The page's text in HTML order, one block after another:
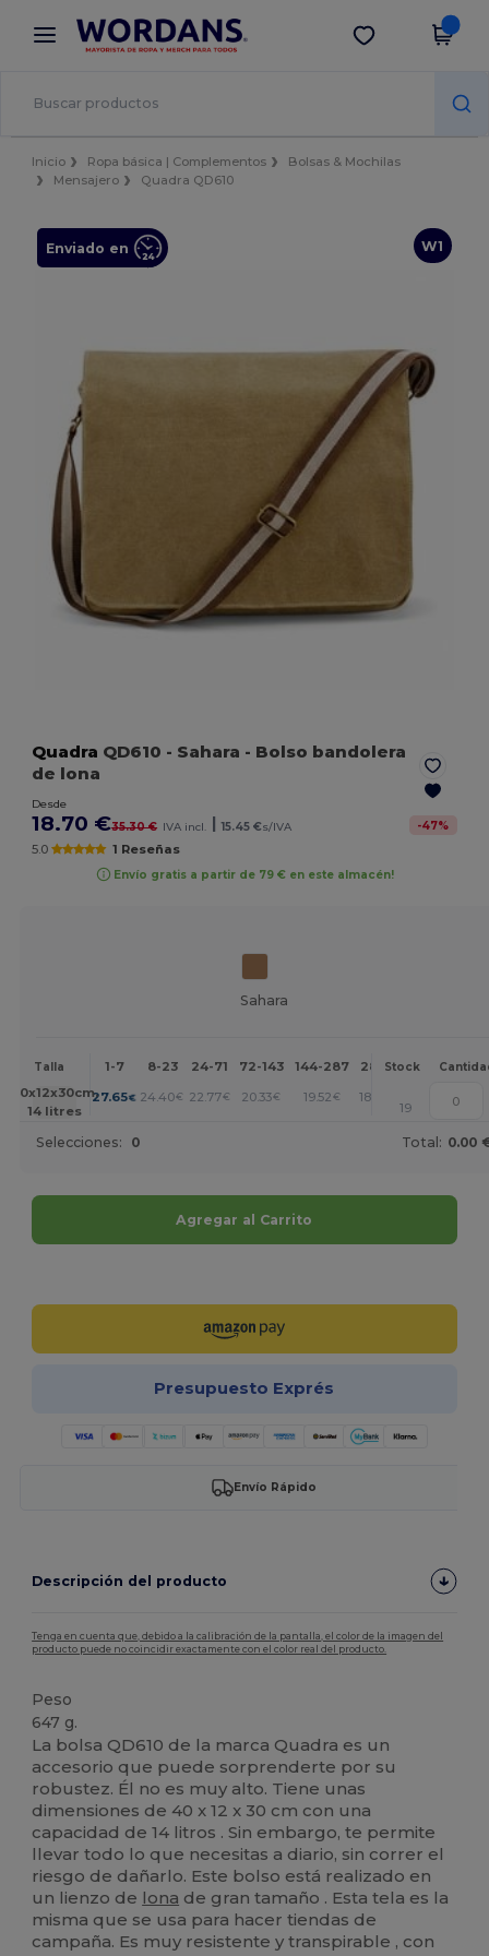
× App de Wordans
¡Mejores precios en app!
Descargar app
Inicio Ropa básica | Complementos
Bolsas & Mochilas
Mensajero
Quadra QD610
W1
Enviado en
Quadra QD610 - Sahara - Bolso bandolera
de lona
Desde
18.70 €35.30 € IVA incl. 15.45 €s/IVA -47%
5.0 1 Reseñas
Envío gratis a partir de 79 € en este almacén!
Sahara
Talla 1-7 8-23 24-71 72-143 144-287 288 + Más
Stock
40x12x30cm.
14 litres
27.65€ 24.40€ 22.77€ 20.33€ 19.52€ 18.70
19
Selecciones: 0 Total: 0.00
Agregar al Carrito
Presupuesto Exprés
Envío Rápido
Descripción del producto
Tenga en cuenta que, debido a la calibración de la pantalla, el color de la imagen del
producto puede no coincidir exactamente con el color real del producto.
Peso
647 g.
La bolsa QD610 de la marca Quadra es un
accesorio que puede sorprenderte por su
robustez. Él no es muy alto. Tiene unas
dimensiones de 40 x 12 x 30 cm con una
capacidad de 14 litros . Sin embargo, te permite
llevar todo lo que necesitas a diario, sin correr el
riesgo de dañarlo. Este bolso está realizado en
un lienzo de lona de gran tamaño . Esta tela es la
misma que se usa para hacer tiendas de
campaña. Es muy resistente y transpirable , con